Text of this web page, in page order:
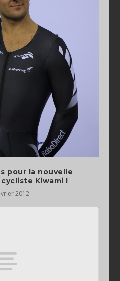
pour la nouvelle
Kiwami !
2012